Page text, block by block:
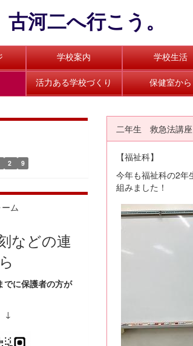
河二へ行こう。
学校案内 学校生活
活力ある学校づくり 保健室から
二年生 救急法講座
【福祉科】
今年も福祉科の2年
組みました！
2 9
ム
などの連
でに保護者の方が